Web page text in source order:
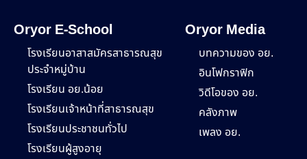
Oryor E-School
โรงเรียนอาสาสมัครสาธารณสุข
ประจำหมู่บ้าน
โรงเรียน อย.น้อย
โรงเรียนเจ้าหน้าที่สาธารณสุข
โรงเรียนประชาชนทั่วไป
โรงเรียนผู้สูงอายุ
Oryor Media
บทความของ อย.
อินโฟกราฟิก
วิดีโอของ อย.
คลังภาพ
เพลง อย.